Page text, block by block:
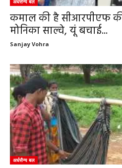
अर्धसैन्य बल
कमाल की है सीआरपीएफ
मोनिका साल्वे, यूं बचाई...
Sanjay Vohra
अर्धसैन्य बल